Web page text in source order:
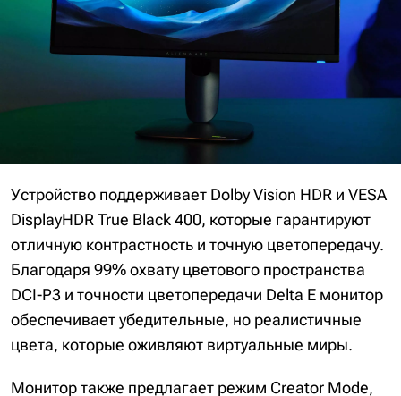
Устройство поддерживает Dolby Vision HDR и VESA
DisplayHDR True Black 400, которые гарантируют
отличную контрастность и точную цветопередачу.
Благодаря 99% охвату цветового пространства
DCI-P3 и точности цветопередачи Delta E монитор
обеспечивает убедительные, но реалистичные
цвета, которые оживляют виртуальные миры.
Монитор также предлагает режим Creator Mode,